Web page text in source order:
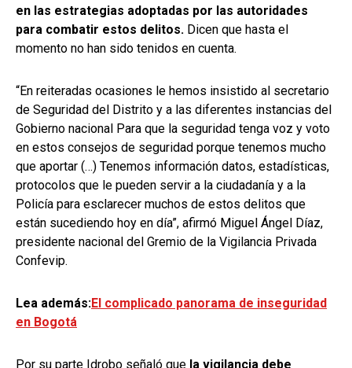
en las estrategias adoptadas por las autoridades
para combatir estos delitos. Dicen que hasta el
momento no han sido tenidos en cuenta.
“En reiteradas ocasiones le hemos insistido al secretario
de Seguridad del Distrito y a las diferentes instancias del
Gobierno nacional Para que la seguridad tenga voz y voto
en estos consejos de seguridad porque tenemos mucho
que aportar (…) Tenemos información datos, estadísticas,
protocolos que le pueden servir a la ciudadanía y a la
Policía para esclarecer muchos de estos delitos que
están sucediendo hoy en día”, afirmó Miguel Ángel Díaz,
presidente nacional del Gremio de la Vigilancia Privada
Confevip.
Lea además:El complicado panorama de inseguridad
en Bogotá
Por su parte Idrobo señaló que la vigilancia debe